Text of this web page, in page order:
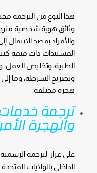
هذا النوع من
وثائق هوية شخصية
والأفراد بقصد الانتقال
المستندات ذات قيمة
الطبية، وتخليص العمل،
وتصريح الشرطة، وما
هجرة مختلفة.
ترجمة
والهجرة
على غرار الترجمة
الداخلي بالولايات